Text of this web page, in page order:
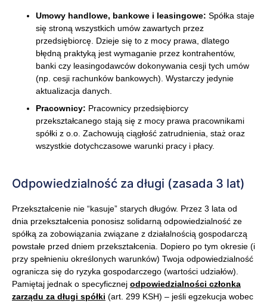
Umowy handlowe, bankowe i leasingowe: Spółka staje
się stroną wszystkich umów zawartych przez
przedsiębiorcę. Dzieje się to z mocy prawa, dlatego
błędną praktyką jest wymaganie przez kontrahentów,
banki czy leasingodawców dokonywania cesji tych umów
(np. cesji rachunków bankowych). Wystarczy jedynie
aktualizacja danych.
Pracownicy: Pracownicy przedsiębiorcy
przekształcanego stają się z mocy prawa pracownikami
spółki z o.o. Zachowują ciągłość zatrudnienia, staż oraz
wszystkie dotychczasowe warunki pracy i płacy.
Odpowiedzialność za długi (zasada 3 lat)
Przekształcenie nie “kasuje” starych długów. Przez 3 lata od
dnia przekształcenia ponosisz solidarną odpowiedzialność ze
spółką za zobowiązania związane z działalnością gospodarczą
powstałe przed dniem przekształcenia. Dopiero po tym okresie (i
przy spełnieniu określonych warunków) Twoja odpowiedzialność
ogranicza się do ryzyka gospodarczego (wartości udziałów).
Pamiętaj jednak o specyficznej odpowiedzialności członka
zarządu za długi spółki (art. 299 KSH) – jeśli egzekucja wobec